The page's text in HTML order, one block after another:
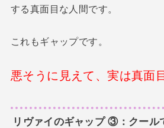
する真面目な人間です。
これもギャップです。
悪そうに見えて、実は真面目
リヴァイのギャップ ③：クール